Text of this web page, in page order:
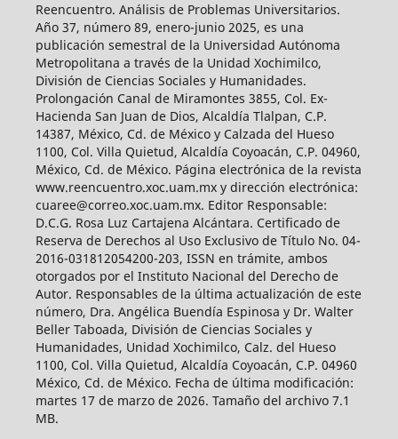
Reencuentro. Análisis de Problemas Universitarios.
Año 37, número 89, enero-junio 2025, es una
publicación semestral de la Universidad Autónoma
Metropolitana a través de la Unidad Xochimilco,
División de Ciencias Sociales y Humanidades.
Prolongación Canal de Miramontes 3855, Col. Ex-
Hacienda San Juan de Dios, Alcaldía Tlalpan, C.P.
14387, México, Cd. de México y Calzada del Hueso
1100, Col. Villa Quietud, Alcaldía Coyoacán, C.P. 04960,
México, Cd. de México. Página electrónica de la revista
www.reencuentro.xoc.uam.mx y dirección electrónica:
cuaree@correo.xoc.uam.mx. Editor Responsable:
D.C.G. Rosa Luz Cartajena Alcántara. Certificado de
Reserva de Derechos al Uso Exclusivo de Título No. 04-
2016-031812054200-203, ISSN en trámite, ambos
otorgados por el Instituto Nacional del Derecho de
Autor. Responsables de la última actualización de este
número, Dra. Angélica Buendía Espinosa y Dr. Walter
Beller Taboada, División de Ciencias Sociales y
Humanidades, Unidad Xochimilco, Calz. del Hueso
1100, Col. Villa Quietud, Alcaldía Coyoacán, C.P. 04960
México, Cd. de México. Fecha de última modificación:
martes 17 de marzo de 2026. Tamaño del archivo 7.1
MB.